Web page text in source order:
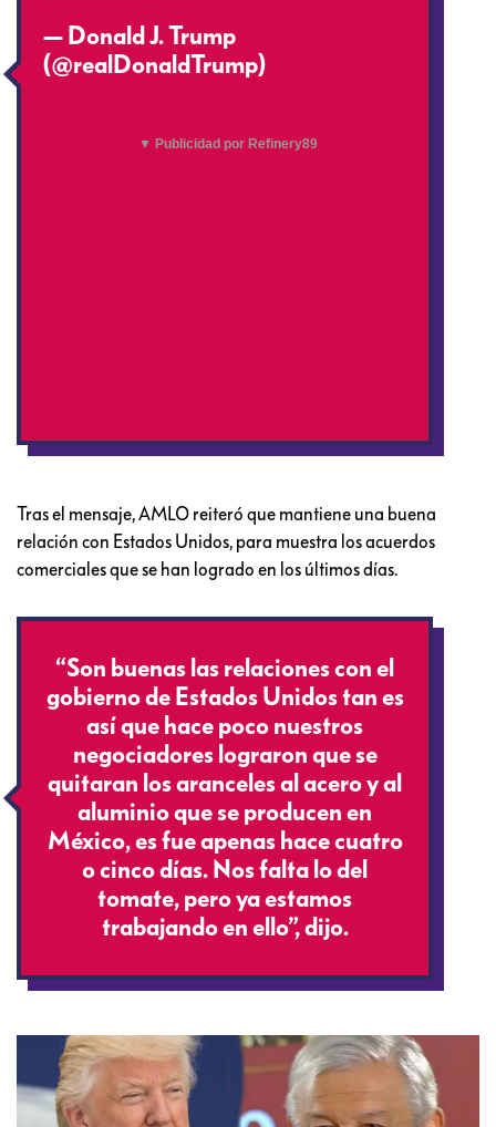
— Donald J. Trump
(@realDonaldTrump)
▼ Publicidad por Refinery89
Tras el mensaje, AMLO reiteró que mantiene una buena
relación con Estados Unidos, para muestra los acuerdos
comerciales que se han logrado en los últimos días.
“Son buenas las relaciones con el
gobierno de Estados Unidos tan es
así que hace poco nuestros
negociadores lograron que se
quitaran los aranceles al acero y al
aluminio que se producen en
México, es fue apenas hace cuatro
o cinco días. Nos falta lo del
tomate, pero ya estamos
trabajando en ello”, dijo.